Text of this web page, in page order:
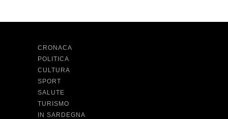
CRONACA
POLITICA
CULTURA
SPORT
SALUTE
TURISMO
IN SARDEGNA